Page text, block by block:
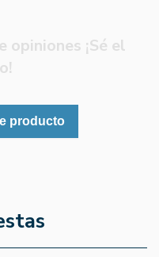
¡Sé el
producto